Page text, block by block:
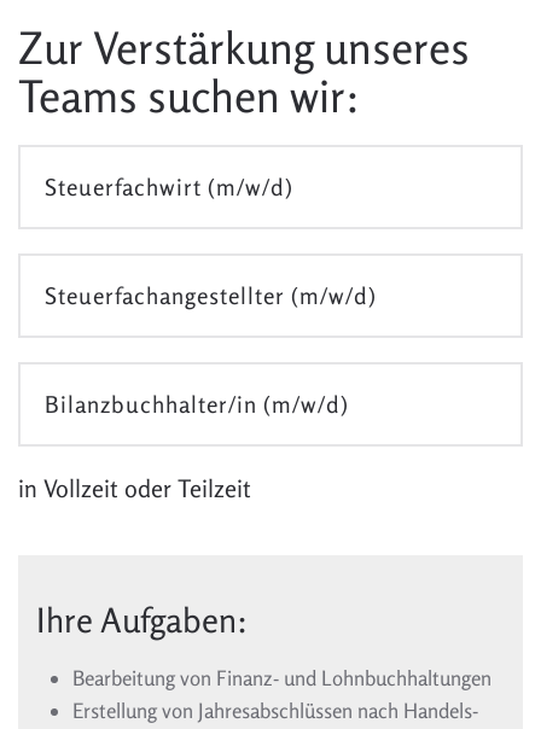
Zur Verstärkung unseres
Teams suchen wir:
Steuerfachwirt (m/w/d)
Steuerfachangestellter (m/w/d)
Bilanzbuchhalter/in (m/w/d)
in Vollzeit oder Teilzeit
Ihre Aufgaben:
Bearbeitung von Finanz- und Lohnbuchhaltungen
Erstellung von Jahresabschlüssen nach Handels-